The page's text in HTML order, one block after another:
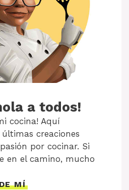
a todos!
cocina! Aquí
creaciones
por cocinar. Si
en el camino, mucho
MÍ